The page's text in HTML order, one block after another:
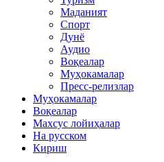
Маданият
Спорт
Дунё
Аудио
Воқеалар
Муҳокамалар
Пресс-релизлар
Муҳокамалар
Воқеалар
Махсус лойиҳалар
На русском
Кириш